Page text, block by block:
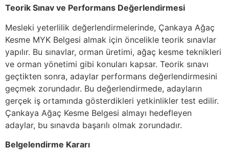
Teorik Sınav ve Performans Değerlendirmesi
Mesleki yeterlilik değerlendirmelerinde, Çankaya Ağaç
Kesme MYK Belgesi almak için öncelikle teorik sınavlar
yapılır. Bu sınavlar, orman üretimi, ağaç kesme teknikleri
ve orman yönetimi gibi konuları kapsar. Teorik sınavı
geçtikten sonra, adaylar performans değerlendirmesini
geçmek zorundadır. Bu değerlendirmede, adayların
gerçek iş ortamında gösterdikleri yetkinlikler test edilir.
Çankaya Ağaç Kesme Belgesi almayı hedefleyen
adaylar, bu sınavda başarılı olmak zorundadır.
Belgelendirme Kararı